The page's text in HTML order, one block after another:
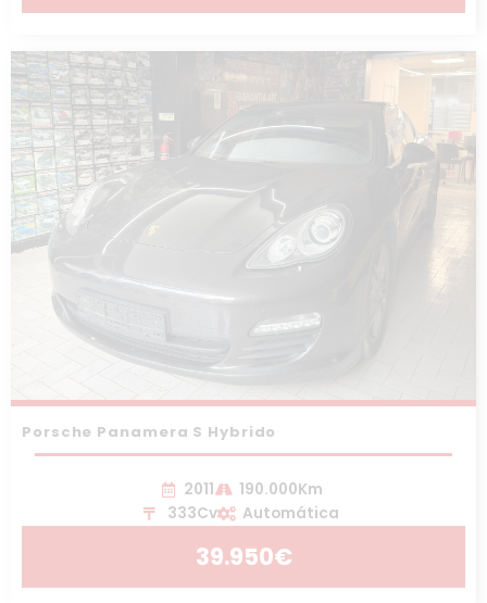
Porsche Panamera S Hybrido
2011
190.000Km
333Cv
Automática
39.950€